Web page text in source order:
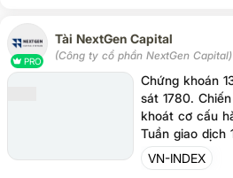
PRO
Tài NextGen Capital
(Công ty cổ phần NextGen Capital)
Chứng khoán
sát 1780.
khoát cơ cấu
Tuần giao dịch
bối cảnh vĩ mô
kỳ vọng từ
VN-INDEX